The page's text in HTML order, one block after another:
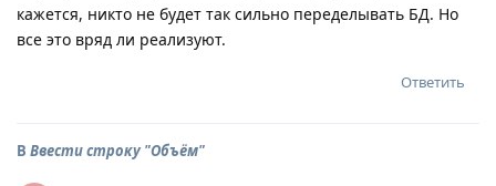
кажется, никто не будет так сильно переделывать БД. Но
все это вряд ли реализуют.
Ответить
В Ввести строку "Объём"